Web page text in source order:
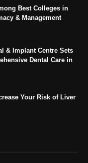
Best Colleges in
& Management
& Implant Centre Sets
Dental Care in
Your Risk of Liver